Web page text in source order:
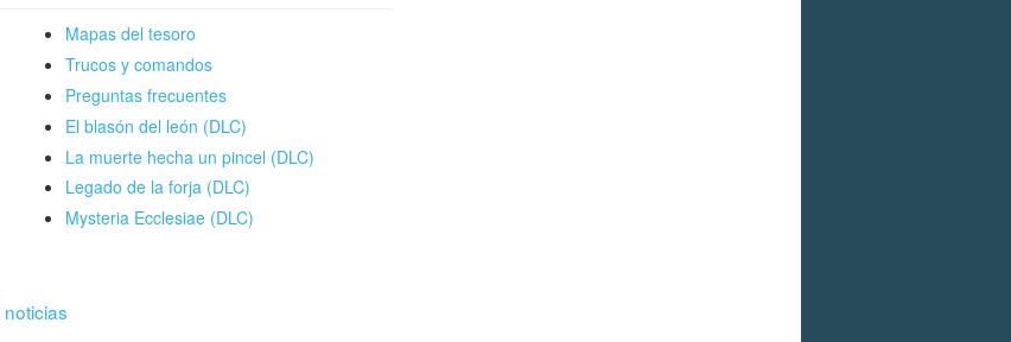
Mapas del tesoro
Trucos y comandos
Preguntas frecuentes
El blasón del león (DLC)
La muerte hecha un pincel (DLC)
Legado de la forja (DLC)
Mysteria Ecclesiae (DLC)